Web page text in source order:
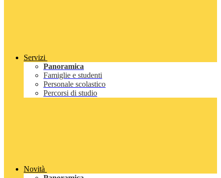
Servizi
Panoramica
Famiglie e studenti
Personale scolastico
Percorsi di studio
Novità